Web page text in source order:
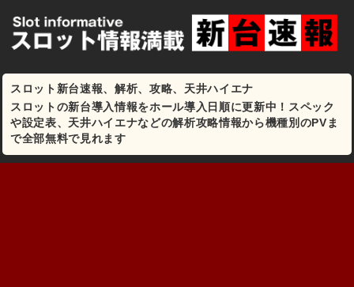
スロット新台速報、解析、攻略、天井ハイエナ
スロットの新台導入情報をホール導入日順に更新中！スペック
や設定表、天井ハイエナなどの解析攻略情報から機種別のPVま
で全部無料で見れます